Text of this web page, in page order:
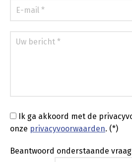
Ik ga akkoord met de
onze privacyvoorwaarden. (*)
Beantwoord onderstaande